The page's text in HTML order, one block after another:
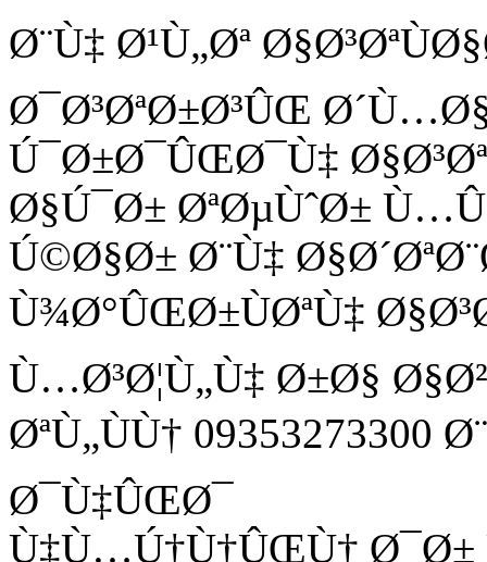
Ø¨Ù‡ Ø¹Ù„Øª
Ø¯Ø³ØªØ±Ø³ÛŒ
Ú¯Ø±Ø¯ÛŒØ¯Ù‡ Ø§Ø³Øª
Ø§Ú¯Ø± ØªØµÙˆØ±
Ú©Ø§Ø± Ø¨Ù‡
Ù¾Ø°ÛŒØ±ÙØªÙ‡
Ù…Ø³Ø¦Ù„Ù‡ Ø±Ø§
ØªÙ„ÙÙ†
Ø¯Ù‡ÛŒØ¯
Ù‡Ù…Ú†Ù†ÛŒÙ† Ø¯Ø±